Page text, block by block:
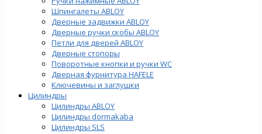
Шпингалеты ABLOY
Дверные задвижки ABLOY
Дверные ручки скобы ABLOY
Петли для дверей ABLOY
Дверные стопоры
Поворотные кнопки и ручки WC
Дверная фурнитура HAFELE
Ключевины и заглушки
Цилиндры
Цилиндры ABLOY
Цилиндры dormakaba
Цилиндры SLS